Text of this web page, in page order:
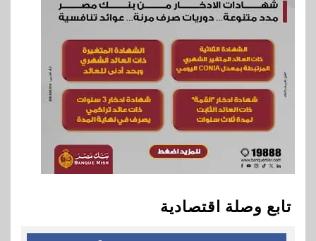
تابع وصلة اقتصادية